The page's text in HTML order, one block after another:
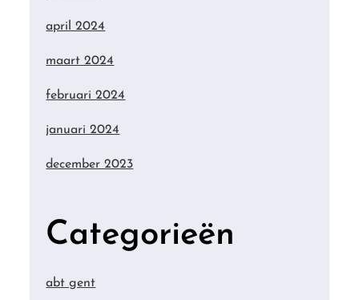
april 2024
maart 2024
februari 2024
januari 2024
december 2023
Categorieën
abt gent